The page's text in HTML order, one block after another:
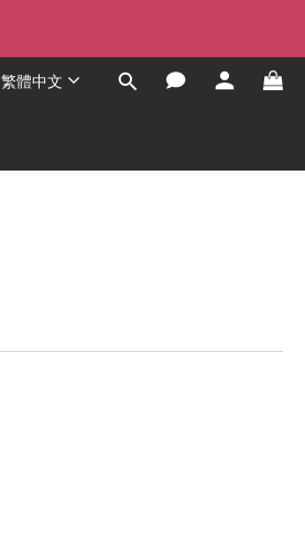
繁體中文